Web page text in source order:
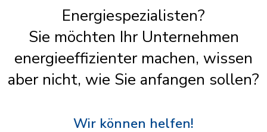
Energiespezialisten?
Sie möchten Ihr Unternehmen
energieeffizienter machen, wissen
aber nicht, wie Sie anfangen sollen?
Wir können helfen!